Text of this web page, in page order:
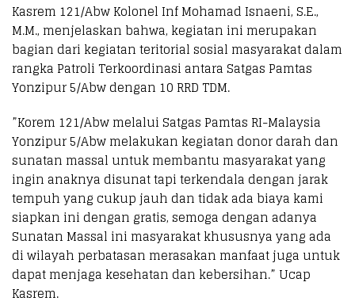
Kasrem 121/Abw Kolonel Inf Mohamad Isnaeni, S.E.,
M.M., menjelaskan bahwa, kegiatan ini merupakan
bagian dari kegiatan teritorial sosial masyarakat dalam
rangka Patroli Terkoordinasi antara Satgas Pamtas
Yonzipur 5/Abw dengan 10 RRD TDM.
”Korem 121/Abw melalui Satgas Pamtas RI-Malaysia
Yonzipur 5/Abw melakukan kegiatan donor darah dan
sunatan massal untuk membantu masyarakat yang
ingin anaknya disunat tapi terkendala dengan jarak
tempuh yang cukup jauh dan tidak ada biaya kami
siapkan ini dengan gratis, semoga dengan adanya
Sunatan Massal ini masyarakat khususnya yang ada
di wilayah perbatasan merasakan manfaat juga untuk
dapat menjaga kesehatan dan kebersihan.” Ucap
Kasrem.